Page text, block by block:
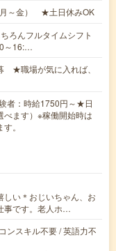
月～金） ★土日休みOK
ろんフルタイムシフト
～16:…
★職場が気に入れば、
者：時給1750円～★日
べます）※稼働開始時は
。
しい＊おじいちゃん、お
事です。老人ホ…
ンスキル不要 / 英語力不